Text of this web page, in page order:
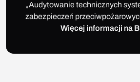
„Audytowanie technicznych
zabezpieczeń
Więcej informacji na